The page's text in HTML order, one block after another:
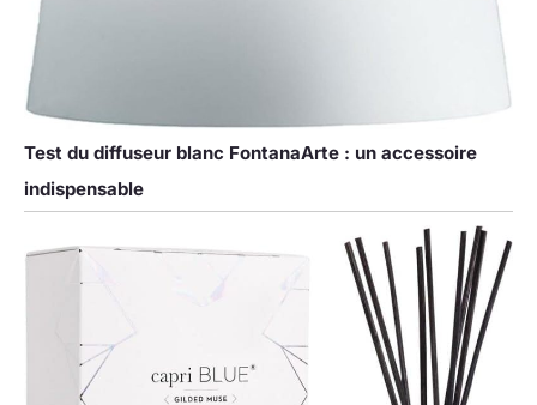
Test du diffuseur blanc FontanaArte : un accessoire
indispensable